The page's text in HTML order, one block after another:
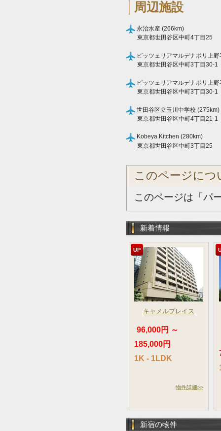
周辺施設
永治水産 (266km)
東京都世田谷区中町4丁目25
ピッツェリアマルデナポリ上
東京都世田谷区中町3丁目30-1
ピッツェリアマルデナポリ上
東京都世田谷区中町3丁目30-1
世田谷区立玉川中学校 (275km)
東京都世田谷区中町4丁目21-1
Kobeya Kitchen (280km)
東京都世田谷区中町3丁目25
このページにつ
このページは「パ
新着情報
UP
キャメルプレイス
96,000円 ～
185,000円
1K - 1LDK
物件詳細>>
新宿の物件